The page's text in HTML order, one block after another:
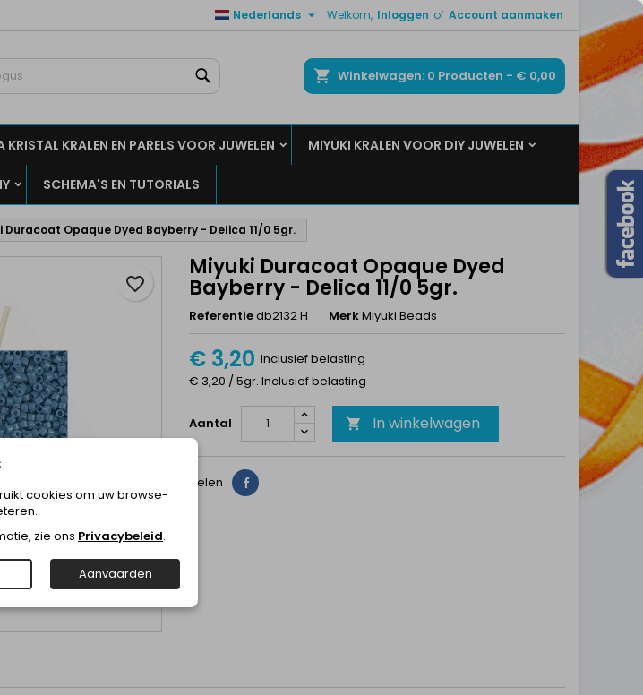
Welkom, Inloggen of Account aanmaken
Nederlands 
Winkelwagen 0 Producten - € 0,00
KRALEN EN PARELS VOOR JUWELEN MIYUKI KRALEN VOOR DIY JUWELEN
SCHEMA'S EN TUTORIALS
Duracoat Opaque Dyed Bayberry - Delica 11/0 5gr.
Miyuki Duracoat Opaque Dyed
Bayberry - Delica 11/0 5gr.
Referentiedb2132 H MerkMiyuki Beads
€ 3,20 Inclusief belasting
€ 3,20 / 5gr. Inclusief belasting
Aantal  In winkelwagen
favorite_border
Delen Delen
in uw verlanglijst op te slaan.
Annuleren Inloggen
cookies om uw browse-
zie ons Privacybeleid.
Aanvaarden